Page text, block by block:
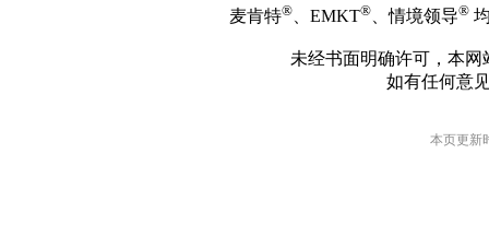
麦肯特® 、EMKT® 、情境领导®
未经书面明确许可，本
如有任何意
本页更新